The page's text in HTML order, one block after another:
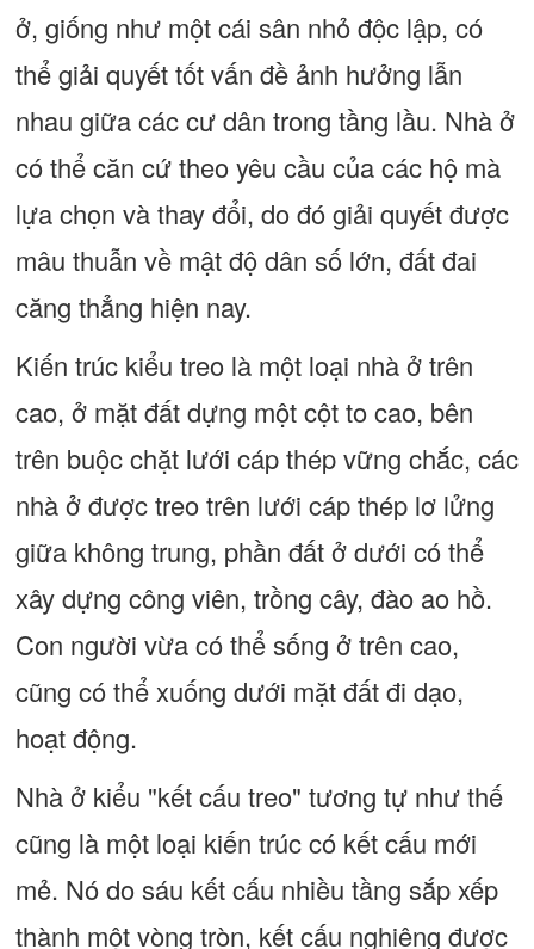
ở, giống như một cái sân nhỏ độc lập, có
thể giải quyết tốt vấn đề ảnh hưởng lẫn
nhau giữa các cư dân trong tầng lầu. Nhà ở
có thể căn cứ theo yêu cầu của các hộ mà
lựa chọn và thay đổi, do đó giải quyết được
mâu thuẫn về mật độ dân số lớn, đất đai
căng thẳng hiện nay.
Kiến trúc kiểu treo là một loại nhà ở trên
cao, ở mặt đất dựng một cột to cao, bên
trên buộc chặt lưới cáp thép vững chắc, các
nhà ở được treo trên lưới cáp thép lơ lửng
giữa không trung, phần đất ở dưới có thể
xây dựng công viên, trồng cây, đào ao hồ.
Con người vừa có thể sống ở trên cao,
cũng có thể xuống dưới mặt đất đi dạo,
hoạt động.
Nhà ở kiểu "kết cấu treo" tương tự như thế
cũng là một loại kiến trúc có kết cấu mới
mẻ. Nó do sáu kết cấu nhiều tầng sắp xếp
thành một vòng tròn, kết cấu nghiêng được